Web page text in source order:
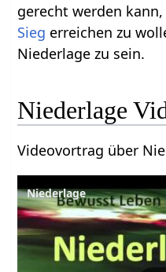
gerecht werden
Sieg erreichen zu
Niederlage zu sein.
Niederlage‏‎